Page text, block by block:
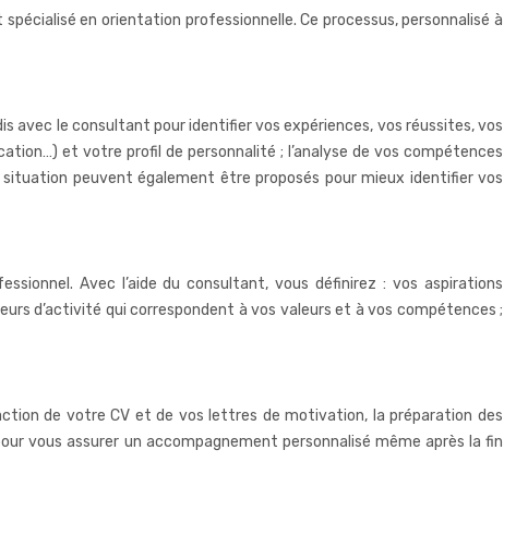
en orientation professionnelle. Ce processus, personnalisé à
avec le consultant pour identifier vos expériences, vos réussites, vos
et votre profil de personnalité ; l’analyse de vos compétences
peuvent également être proposés pour mieux identifier vos
Avec l’aide du consultant, vous définirez : vos aspirations
d’activité qui correspondent à vos valeurs et à vos compétences ;
de votre CV et de vos lettres de motivation, la préparation des
vous assurer un accompagnement personnalisé même après la fin